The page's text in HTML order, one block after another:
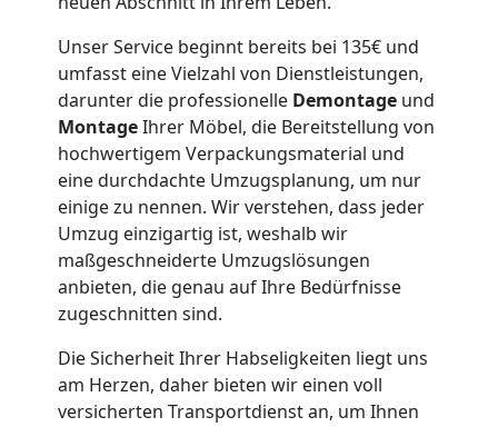
Unser Service beginnt bereits bei 135€ und
umfasst eine Vielzahl von Dienstleistungen,
darunter die professionelle Demontage und
MontageIhrer Möbel, die Bereitstellung von
hochwertigem Verpackungsmaterial und
eine durchdachte Umzugsplanung, um nur
einige zu nennen. Wir verstehen, dass jeder
Umzug einzigartig ist, weshalb wir
maßgeschneiderte Umzugslösungen
anbieten, die genau auf Ihre Bedürfnisse
zugeschnitten sind.
Die Sicherheit Ihrer Habseligkeiten liegt uns
am Herzen, daher bieten wir einen voll
versicherten Transportdienst an, um Ihnen
Leonding
Kleintransport
Leonding
Möbelmontage
Leonding
Möbeltransport